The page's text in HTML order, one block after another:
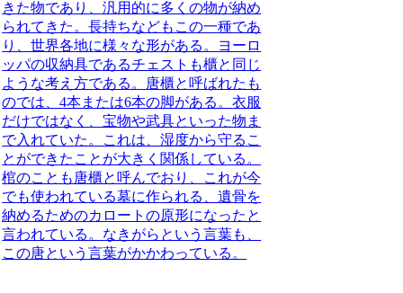
きた物であり、汎用的に多くの物が納め
られてきた。長持ちなどもこの一種であ
り、世界各地に様々な形がある。ヨーロ
ッパの収納具であるチェストも櫃と同じ
ような考え方である。
唐櫃と呼ばれたも
のでは、4本または6本の脚がある。衣服
だけではなく、宝物や武具といった物ま
で入れていた。これは、湿度から守るこ
とができたことが大きく関係している。
棺のことも唐櫃と呼んでおり、これが今
でも使われている墓に作られる、遺骨を
納めるためのカロートの原形になったと
言われている。なきがらという言葉も、
この唐という言葉がかかわっている。